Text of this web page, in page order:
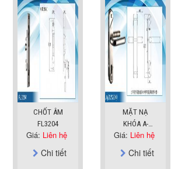
CHỐT ÂM
FL3204
Giá: Liên hệ
Chi tiết
MẶT NẠ
KHÓA A-
SUS304
Giá: Liên hệ
Chi tiết